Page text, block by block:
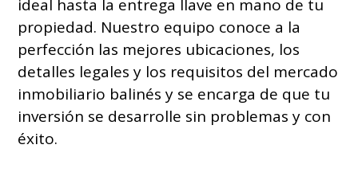
ideal hasta la entrega llave en mano de tu
propiedad. Nuestro equipo conoce a la
perfección las mejores ubicaciones, los
detalles legales y los requisitos del mercado
inmobiliario balinés y se encarga de que tu
inversión se desarrolle sin problemas y con
éxito.